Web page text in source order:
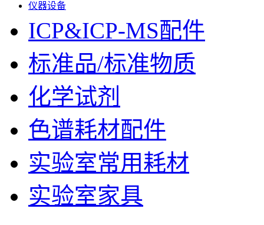
仪器设备
ICP&ICP-MS配件
标准品/标准物质
化学试剂
色谱耗材配件
实验室常用耗材
实验室家具